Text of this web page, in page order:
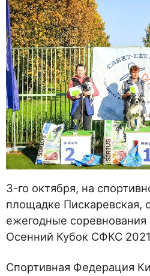
3-го октября, на
площадке Пискаревская,
ежегодные
Осенний Кубок СФКС
Спортивная Федерация